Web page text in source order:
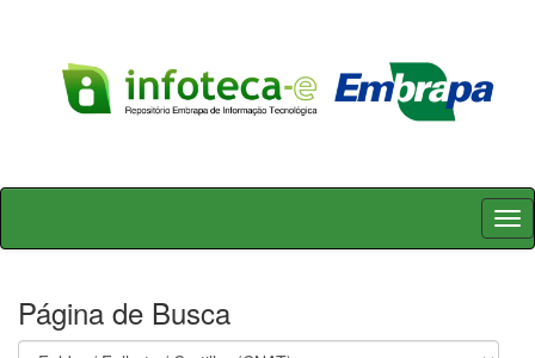
Skip
Página de Busca